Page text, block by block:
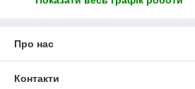
Про нас
Контакти